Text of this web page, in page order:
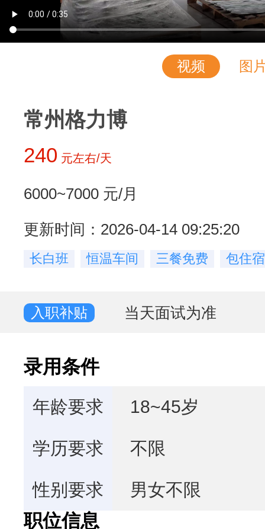
视频 图
常州格力博
240 元左右/天
6000~7000 元/月
更新时间：2026-04-14 09:25:20
长白班 恒温车间 三餐免费 包住宿
入职补贴 当天面试为准
录用条件
年龄要求 18~45岁
学历要求 不限
性别要求 男女不限
职位信息